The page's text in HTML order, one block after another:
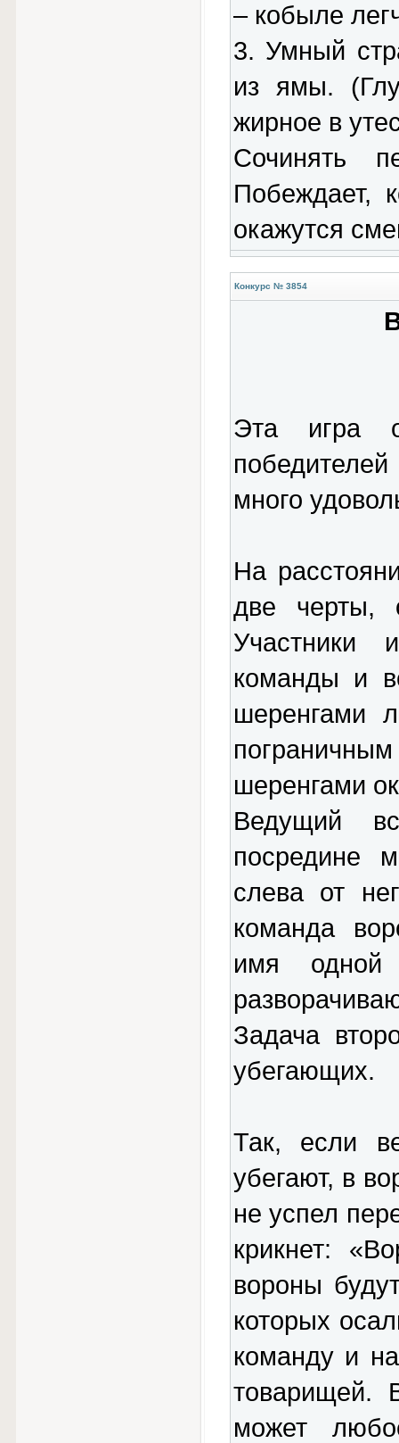
– кобыле
3. Умный
из ямы.
жирное в
Сочинять
Побеждает,
окажутся
Конкурс № 3854
Эта игра
много
На
две черты,
команды и
шеренгами
шеренгами
Ведущий
посредине
слева от
команда
имя одной
Задача
убегающих.
Так, если
убегают, в
не успел
крикнет:
вороны
которых
команду и
товарищей.
может